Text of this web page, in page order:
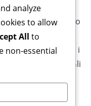
prestazioni
più leggeri, spesso
o plastiche
mentre i
stabilità. Gli
specifiche.
analyze
to allow
All to
non-essential